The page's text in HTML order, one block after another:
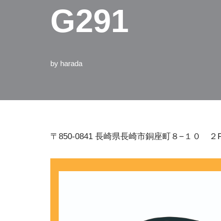
G291
by harada
〒850-0841 長崎県長崎市銅座町８−１０ ２